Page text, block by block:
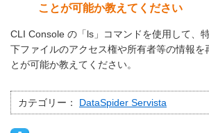
ことが可能か教えてください
CLI Console の「ls」コマンドを使用して、
下ファイルのアクセス権や所有者等の情報を
とが可能か教えてください。
カテゴリー： DataSpider Servista